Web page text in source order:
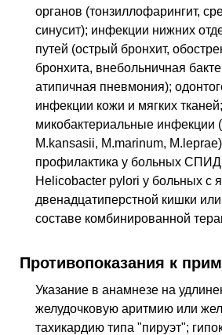
органов (тонзиллофарингит,
синусит); инфекции нижних
путей (острый бронхит,
бронхита, внебольничная
атипичная пневмония);
инфекции кожи и мягких тканей;
микобактериальные инфекции
M.kansasii, M.marinum,
профилактика у больных
Helicobacter pylori у больных с
двенадцатиперстной кишки
составе комбинированной
Противопоказания к
Указание в анамнезе на
желудочковую аритмию или
тахикардию типа "пируэт";